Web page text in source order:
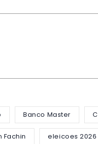
Banco Master
Fachin eleicoes 2026